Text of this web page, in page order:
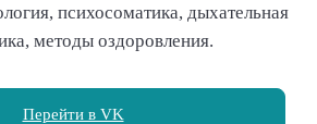
психосоматика, дыхательная
методы оздоровления.
Перейти в VK